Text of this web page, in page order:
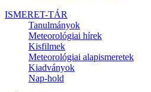
ISMERET-TÁR
Tanulmányok
Meteorológiai hírek
Kisfilmek
Meteorológiai alapismeretek
Kiadványok
Nap-hold